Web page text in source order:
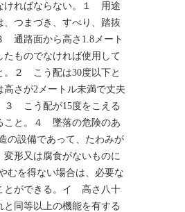
ければならない。１ 用途
つまづき、すべり、踏抜
通路面から高さ1.8メート
ものでなければ使用して
２ こう配は30度以下と
さが2メートル未満で丈夫
３ こう配が15度をこえる
こと。４ 墜落の危険のあ
の設備であって、たわみが
形又は腐食がないものに
むを得ない場合は、必要な
とができる。イ 高さ八十
同等以上の機能を有する